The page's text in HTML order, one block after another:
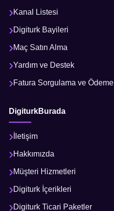
Kanal Listesi
Digiturk Bayileri
Maç Satın Alma
Yardım ve Destek
Fatura Sorgulama ve Ödeme
DigiturkBurada
İletişim
Hakkımızda
Müşteri Hizmetleri
Digiturk İçerikleri
Digiturk Ticari Paketler